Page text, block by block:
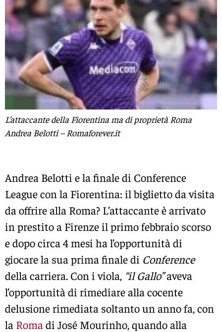
L’attaccante della Fiorentina ma di proprietà Roma
Andrea Belotti – Romaforever.it
Andrea Belotti e la finale di Conference
League con la Fiorentina: il biglietto da visita
da offrire alla Roma? L’attaccante è arrivato
in prestito a Firenze il primo febbraio scorso
e dopo circa 4 mesi ha l’opportunità di
giocare la sua prima finale di Conference
della carriera. Con i viola, “il Gallo”aveva
l’opportunità di rimediare alla cocente
delusione rimediata soltanto un anno fa, con
la Roma di José Mourinho, quando alla